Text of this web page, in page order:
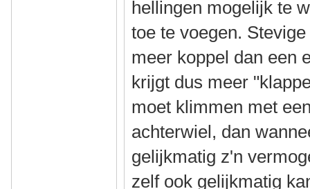
hellingen mogelijk te
toe te voegen.
meer koppel dan een
krijgt dus meer
moet klimmen met
achterwiel, dan
gelijkmatig z'n
zelf ook gelijkmatig